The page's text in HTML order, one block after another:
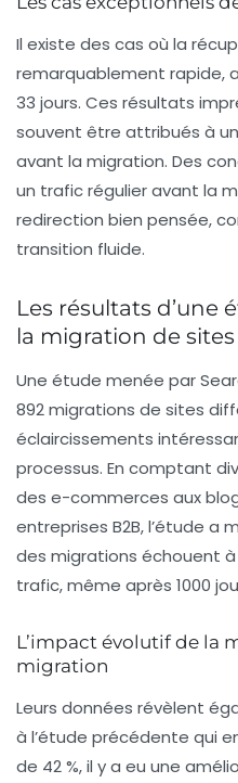
Il existe des cas où la
remarquablement rapide,
33 jours. Ces résultats
souvent être attribués à
avant la migration. Des
un trafic régulier avant la
redirection bien pensée,
transition fluide.
Les résultats d’une
la migration de sites
Une étude menée par
892 migrations de sites
éclaircissements
processus. En comptant
des e-commerces aux
entreprises B2B, l’étude a
des migrations échouent
trafic, même après 1000
L’impact évolutif de la
migration
Leurs données révèlent
à l’étude précédente qui
de 42 %, il y a eu une